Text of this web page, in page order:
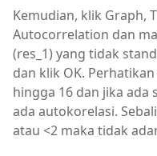
Kemudian, klik Graph,
Autocorrelation dan
(res_1) yang tidak
dan klik OK.
hingga 16 dan jika ada
ada autokorelasi.
atau <2 maka tidak